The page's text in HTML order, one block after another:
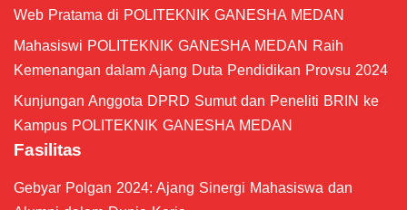
Web Pratama di POLITEKNIK GANESHA MEDAN
Mahasiswi POLITEKNIK GANESHA MEDAN Raih
Kemenangan dalam Ajang Duta Pendidikan Provsu 2024
Kunjungan Anggota DPRD Sumut dan Peneliti BRIN ke
Kampus POLITEKNIK GANESHA MEDAN
Fasilitas
Gebyar Polgan 2024: Ajang Sinergi Mahasiswa dan